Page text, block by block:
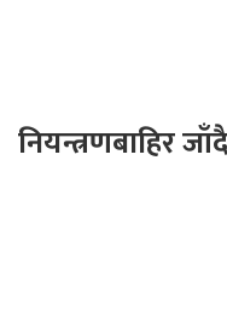
नियन्त्रणबाहिर